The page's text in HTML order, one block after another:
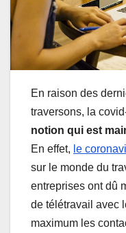
En raison des
traversons, la
notion qui est
En effet, le
sur le monde du
entreprises ont dû
de télétravail avec
maximum les